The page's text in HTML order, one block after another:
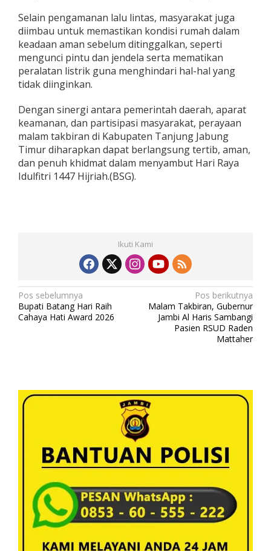
Selain pengamanan lalu lintas, masyarakat juga
diimbau untuk memastikan kondisi rumah dalam
keadaan aman sebelum ditinggalkan, seperti
mengunci pintu dan jendela serta mematikan
peralatan listrik guna menghindari hal-hal yang
tidak diinginkan.
Dengan sinergi antara pemerintah daerah, aparat
keamanan, dan partisipasi masyarakat, perayaan
malam takbiran di Kabupaten Tanjung Jabung
Timur diharapkan dapat berlangsung tertib, aman,
dan penuh khidmat dalam menyambut Hari Raya
Idulfitri 1447 Hijriah.(BSG).
Ikuti Kami
N
a
s
Pos sebelumnya
Bupati Batang Hari Raih
Cahaya Hati Award 2026
Pos berikutnya
Malam Takbiran, Gubernur
Jambi Al Haris Sambangi
Pasien RSUD Raden
Mattaher